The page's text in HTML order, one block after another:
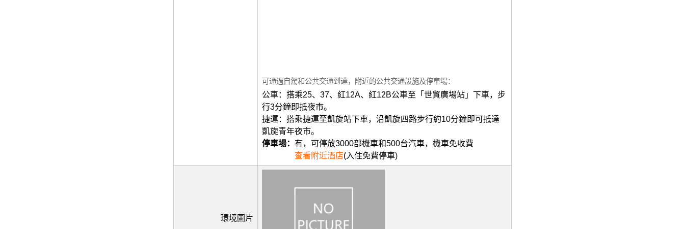
可通過自駕和公共交通到達，附近的公共交通設施及停車場：
公車：搭乘25、37、紅12A、紅12B公車至「世貿廣場站」下車，步
行3分鐘即抵夜市。
捷運：搭乘捷運至凱旋站下車，沿凱旋四路步行約10分鐘即可抵達
凱旋青年夜市。
停車場： 有，可停放3000部機車和500台汽車，機車免收費
查看附近酒店(入住免費停車)
環境圖片